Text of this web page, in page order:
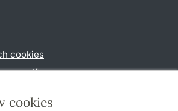
cookies
cookies